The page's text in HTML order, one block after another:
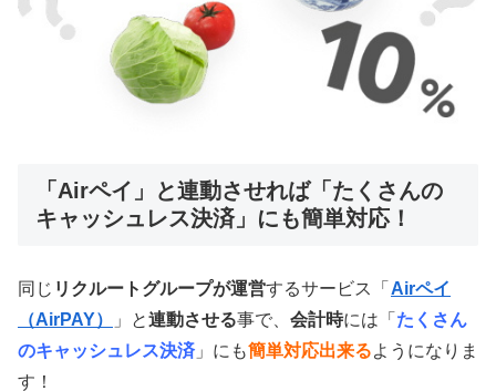
「Airペイ」と連動させれば「たくさんの
キャッシュレス決済」にも簡単対応！
同じ リクルートグループが運営するサービス「 Airペイ
（AirPAY）
」と連動させる事で、 会計時には「 たくさん
のキャッシュレス決済 」にも簡単対応出来るようになりま
す！